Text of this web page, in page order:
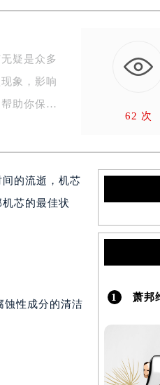
疑是众多
象，影响
助你保
62 次
的流逝，机芯
芯的最佳状
蚀性成分的清洁
1